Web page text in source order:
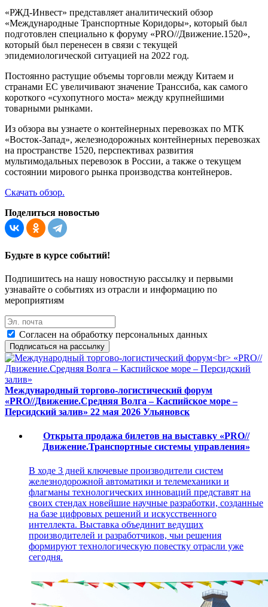
«РЖД-Инвест» представляет аналитический обзор
«Международные Транспортные Коридоры», который был
подготовлен специально к форуму «PRO//Движение.1520»,
который был перенесен в связи с текущей
эпидемиологической ситуацией на 2022 год.
Постоянно растущие объемы торговли между Китаем и
странами ЕС увеличивают значение Транссиба, как самого
короткого «сухопутного моста» между крупнейшими
товарными рынками.
Из обзора вы узнаете о контейнерных перевозках по МТК
«Восток-Запад», железнодорожных контейнерных перевозках
на пространстве 1520, перспективах развития
мультимодальных перевозок в России, а также о текущем
состоянии мирового рынка производства контейнеров.
Скачать обзор.
Поделиться новостью
Будьте в курсе событий!
Подпишитесь на нашу новостную рассылку и первыми
узнавайте о событиях из отрасли и информацию по
мероприятиям
Согласен на обработку персональных данных
Подписаться на рассылку
Международный торгово-логистический форум
«PRO//Движение.Средняя Волга – Каспийское море –
Персидский залив» 22 мая 2026 Ульяновск
Открыта продажа билетов на выставку «PRO//
Движение.Транспортные системы управления»
В ходе 3 дней ключевые производители систем
железнодорожной автоматики и телемеханики и
флагманы технологических инноваций представят на
своих стендах новейшие научные разработки, созданные
на базе цифровых решений и искусственного
интеллекта. Выставка объединит ведущих
производителей и разработчиков, чьи решения
формируют технологическую повестку отрасли уже
сегодня.